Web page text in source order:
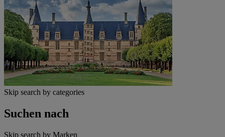
Skip search by categories
Suchen nach
Skip search by Marken